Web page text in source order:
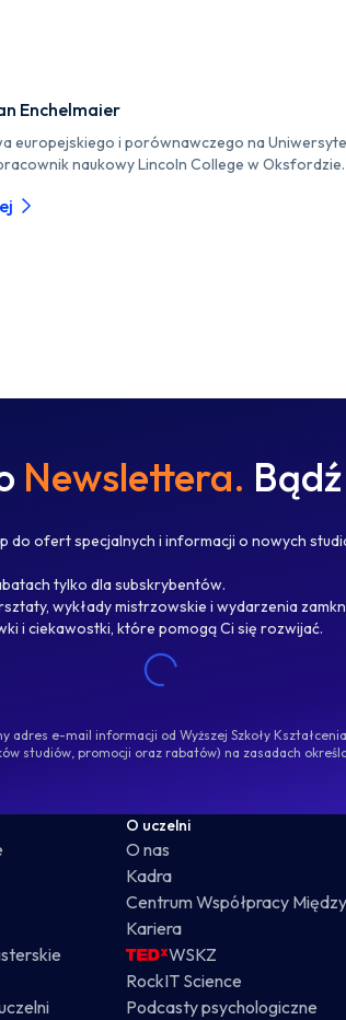
Enchelmaier
europejskiego i porównawczego na
naukowy Lincoln College w Oksfordzie.
Newslettera.
do ofert specjalnych i informacji o nowych
tylko dla subskrybentów.
wykłady mistrzowskie i wydarzenia
i ciekawostki, które pomogą Ci się rozwijać.
e-mail informacji od Wyższej Szkoły
studiów, promocji oraz rabatów) na zasadach
O uczelni
O nas
Kadra
Centrum Współpracy
Kariera
WSKZ
RockIT Science
Podcasty psychologiczne